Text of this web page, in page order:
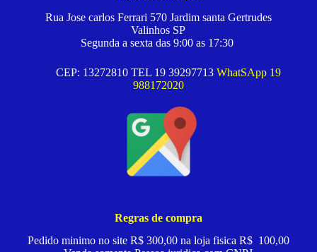
Rua Jose carlos Ferrari 570 Jardim santa Gertrudes
Valinhos SP
Segunda a sexta das 9:00 as 17:30
CEP: 13272810 TEL 19 39297713 WhatSApp 19
988172020
Regras de compra
Pedido minimo no site R$ 300,00 na loja fisica R$ 100,00